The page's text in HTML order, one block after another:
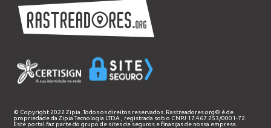
© Copyright 2022 Zipia. Todos os direitos reservados. Rastreadores.org® é de
propriedade daZipia Tecnologia LTDA
, registrada sob o CNPJ 17.467.253/0001-72.
Este portal faz parte do grupo de sites de seguros e finanças de nossa empresa.